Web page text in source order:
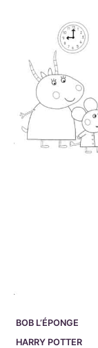
BOB L’ÉPONGE
HARRY POTTER